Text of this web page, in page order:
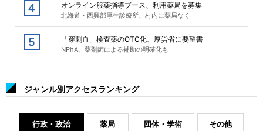
オンライン服薬指導ブース、利用薬局を募集
北海道・西興部厚生診療所、村内に薬局なく
「穿刺血」検査薬のOTC化、厚労省に要望書
NPhA、薬剤師による補助の明確化も
ジャンル別アクセスランキング
行政・政治 薬局 団体・学術 その他